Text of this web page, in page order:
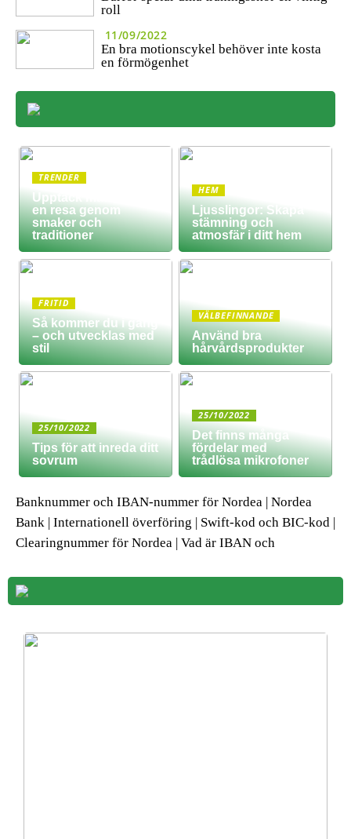
roll
11/09/2022
En bra motionscykel behöver inte kosta
en förmögenhet
TRENDER
Upptäck matkultur –
en resa genom
smaker och
traditioner
HEM
Ljusslingor: Skapa
stämning och
atmosfär i ditt hem
FRITID
Så kommer du i gång
– och utvecklas med
stil
VÄLBEFINNANDE
Använd bra
hårvårdsprodukter
25/10/2022
Tips för att inreda ditt
sovrum
25/10/2022
Det finns många
fördelar med
trådlösa mikrofoner
Banknummer och IBAN-nummer för Nordea | Nordea
Bank | Internationell överföring | Swift-kod och BIC-kod |
Clearingnummer för Nordea | Vad är IBAN och